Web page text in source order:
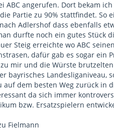
ABC angerufen. Dort bekam
Partie zu 90% stattfindet. So
Adlershof dass ebenfalls
durfte noch ein gutes Stück
Steig erreichte wo ABC
dafür gab es sogar ein
mir und die Würste
bayrisches Landesliganiveau,
dem besten Weg zurück in
da sich immer
bzw. Ersatzspielern
Fielmann